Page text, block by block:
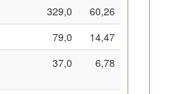
329,0
60,26
79,0
14,47
37,0 6,78